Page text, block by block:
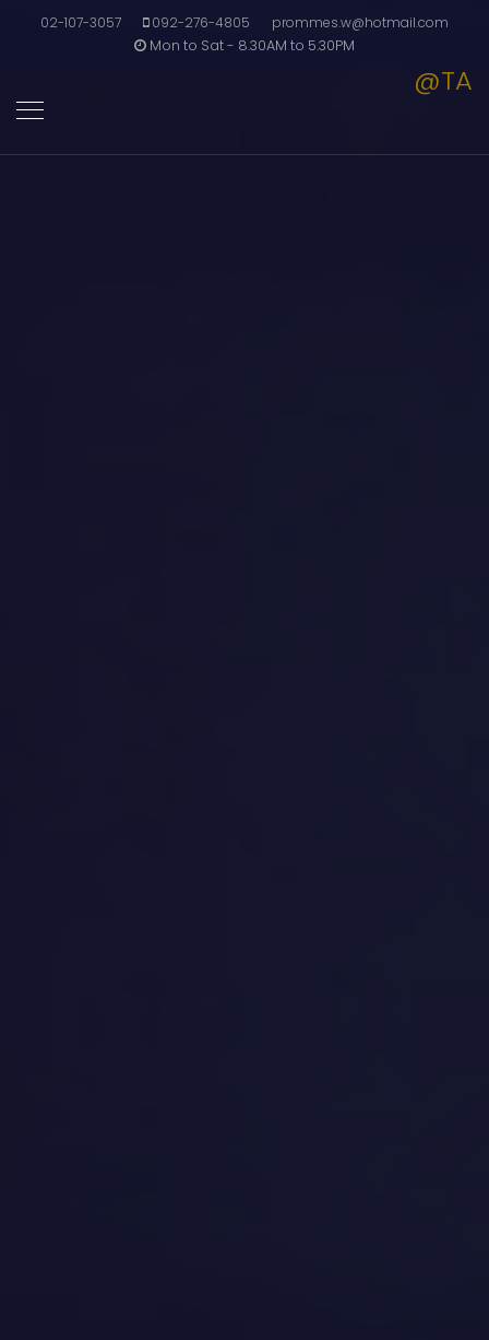
02-107-3057 092-276-4805
prommes.w@hotmail.com
Mon to Sat - 8.30AM to 5.30PM
@TA